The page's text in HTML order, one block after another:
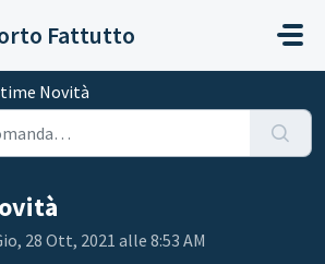
Fattutto
Novità
28 Ott, 2021 alle 8:53 AM